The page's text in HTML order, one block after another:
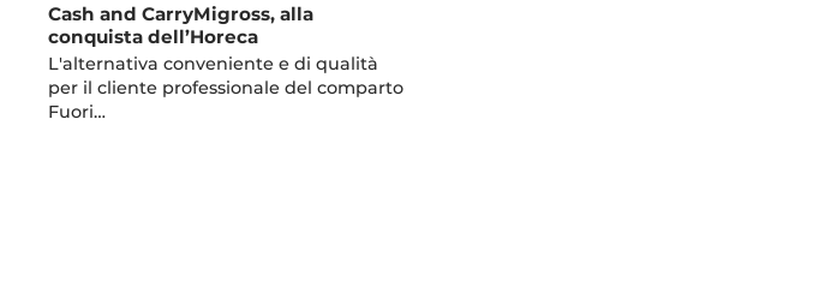
Cash and CarryMigross, alla
conquista dell’Horeca
L'alternativa conveniente e di qualità
per il cliente professionale del comparto
Fuori…